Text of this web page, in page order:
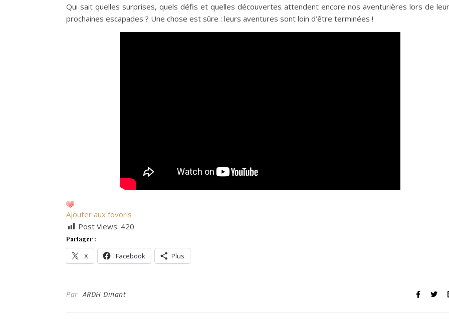
Qui sait quelles surprises, quels défis et quelles découvertes attendent encore nos aventurières lors de
prochaines escapades ? Une chose est sûre : leurs aventures sont loin d’être terminées !
Ajouter aux fovoris
Post Views: 420
Partager :
X Facebook Plus
ParARDH Dinant